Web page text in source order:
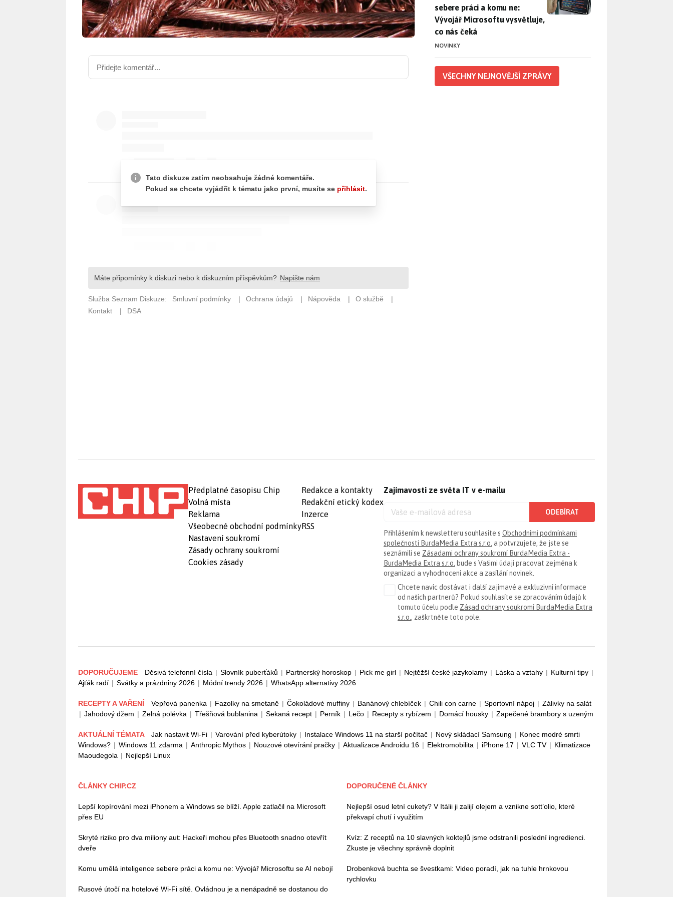
sebere práci a komu ne:
Vývojář Microsoftu vysvětluje,
co nás čeká
NOVINKY
VŠECHNY NEJNOVĚJŠÍ ZPRÁVY
Předplatné časopisu Chip
Volná místa
Reklama
Všeobecné obchodní podmínky
Nastavení soukromí
Zásady ochrany soukromí
Cookies zásady
Redakce a kontakty
Redakční etický kodex
Inzerce
RSS
Zajímavosti ze světa IT v e-mailu
ODEBÍRAT
Přihlášením k newsletteru souhlasíte s Obchodními podmínkami
společnosti BurdaMedia Extra s.r.o. a potvrzujete, že jste se
seznámili se Zásadami ochrany soukromí BurdaMedia Extra -
BurdaMedia Extra s.r.o. bude s Vašimi údaji pracovat zejména k
organizaci a vyhodnocení akce a zasílání novinek.
Chcete navíc dostávat i další zajímavé a exkluzivní informace
od našich partnerů? Pokud souhlasíte se zpracováním údajů k
tomuto účelu podle Zásad ochrany soukromí BurdaMedia Extra
s.r.o. , zaškrtněte toto pole.
DOPORUČUJEME Děsivá telefonní čísla | Slovník puberťáků | Partnerský horoskop | Pick me girl | Nejtěžší české jazykolamy | Láska a vztahy | Kulturní tipy |
Ajťák radí | Svátky a prázdniny 2026 | Módní trendy 2026 | WhatsApp alternativy 2026
RECEPTY A VAŘENÍ Vepřová panenka | Fazolky na smetaně | Čokoládové muffiny | Banánový chlebíček | Chili con carne | Sportovní nápoj | Zálivky na salát
| Jahodový džem | Zelná polévka | Třešňová bublanina | Sekaná recept | Perník | Lečo | Recepty s rybízem | Domácí housky | Zapečené brambory s uzeným
AKTUÁLNÍ TÉMATA Jak nastavit Wi-Fi | Varování před kyberútoky | Instalace Windows 11 na starší počítač | Nový skládací Samsung | Konec modré smrti
Windows? | Windows 11 zdarma | Anthropic Mythos | Nouzové otevírání pračky | Aktualizace Androidu 16 | Elektromobilita | iPhone 17 | VLC TV | Klimatizace
Maoudegola | Nejlepší Linux
ČLÁNKY CHIP.CZ
Lepší kopírování mezi iPhonem a Windows se blíží. Apple zatlačil na Microsoft
přes EU
Skryté riziko pro dva miliony aut: Hackeři mohou přes Bluetooth snadno otevřít
dveře
Komu umělá inteligence sebere práci a komu ne: Vývojář Microsoftu se AI nebojí
Rusové útočí na hotelové Wi-Fi sítě. Ovládnou je a nenápadně se dostanou do
DOPORUČENÉ ČLÁNKY
Nejlepší osud letní cukety? V Itálii ji zalijí olejem a vznikne sott’olio, které
překvapí chutí i využitím
Kvíz: Z receptů na 10 slavných koktejlů jsme odstranili poslední ingredienci.
Zkuste je všechny správně doplnit
Drobenková buchta se švestkami: Video poradí, jak na tuhle hrnkovou
rychlovku